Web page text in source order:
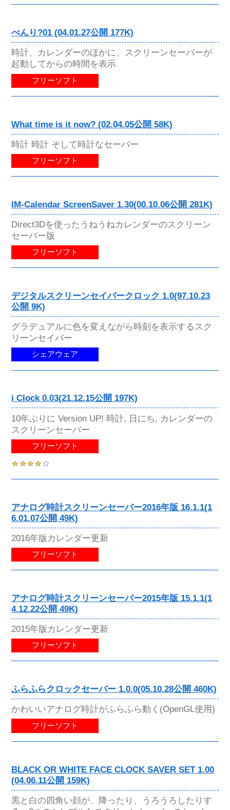
べんり?01 (04.01.27公開 177K)
時計、カレンダーのほかに、スクリーンセーバーが
起動してからの時間を表示
フリーソフト
What time is it now? (02.04.05公開 58K)
時計 時計 そして時計なセーバー
フリーソフト
IM-Calendar ScreenSaver 1.30(00.10.06公開 281K)
Direct3Dを使ったうねうねカレンダーのスクリーン
セーバー版
フリーソフト
デジタルスクリーンセイバークロック 1.0(97.10.23
公開 9K)
グラデュアルに色を変えながら時刻を表示するスク
リーンセイバー
シェアウェア
i Clock 0.03(21.12.15公開 197K)
10年ぶりに Version UP! 時計, 日にち, カレンダーの
スクリーンセーバー
フリーソフト
アナログ時計スクリーンセーバー2016年版 16.1.1(1
6.01.07公開 49K)
2016年版カレンダー更新
フリーソフト
アナログ時計スクリーンセーバー2015年版 15.1.1(1
4.12.22公開 49K)
2015年版カレンダー更新
フリーソフト
ふらふらクロックセーバー 1.0.0(05.10.28公開 460K)
かわいいアナログ時計がふらふら動く(OpenGL使用)
フリーソフト
BLACK OR WHITE FACE CLOCK SAVER SET 1.00
(04.06.11公開 159K)
黒と白の四角い顔が、降ったり、うろうろしたりす